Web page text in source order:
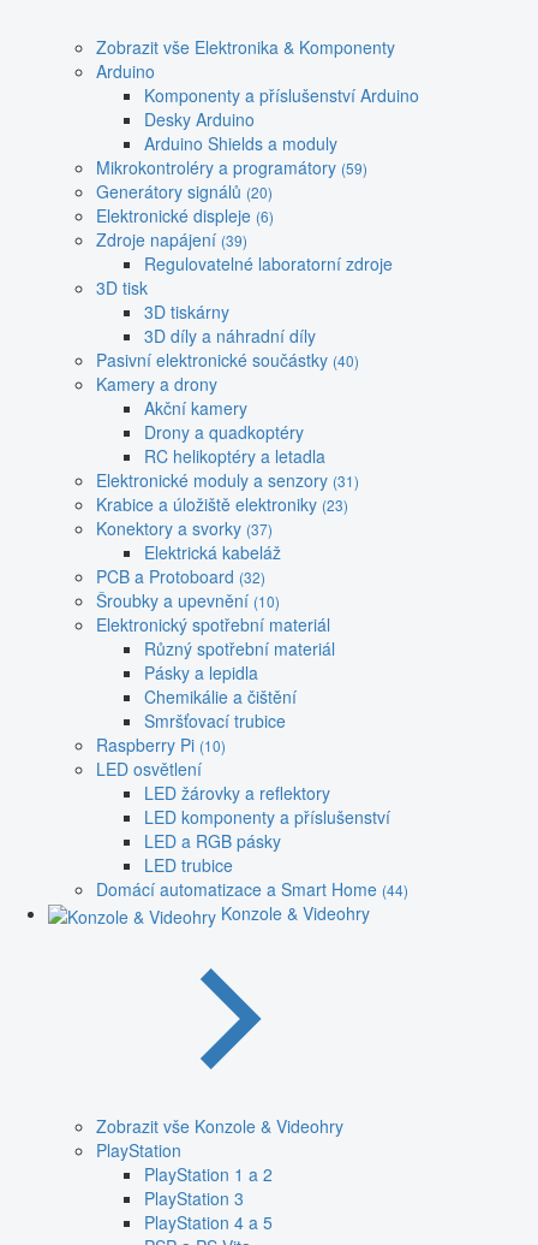
Zobrazit vše Elektronika & Komponenty
Arduino
Komponenty a příslušenství Arduino
Desky Arduino
Arduino Shields a moduly
Mikrokontroléry a programátory (59)
Generátory signálů (20)
Elektronické displeje (6)
Zdroje napájení (39)
Regulovatelné laboratorní zdroje
3D tisk
3D tiskárny
3D díly a náhradní díly
Pasivní elektronické součástky (40)
Kamery a drony
Akční kamery
Drony a quadkoptéry
RC helikoptéry a letadla
Elektronické moduly a senzory (31)
Krabice a úložiště elektroniky (23)
Konektory a svorky (37)
Elektrická kabeláž
PCB a Protoboard (32)
Šroubky a upevnění (10)
Elektronický spotřební materiál
Různý spotřební materiál
Pásky a lepidla
Chemikálie a čištění
Smršťovací trubice
Raspberry Pi (10)
LED osvětlení
LED žárovky a reflektory
LED komponenty a příslušenství
LED a RGB pásky
LED trubice
Domácí automatizace a Smart Home (44)
Konzole & Videohry
Zobrazit vše Konzole & Videohry
PlayStation
PlayStation 1 a 2
PlayStation 3
PlayStation 4 a 5